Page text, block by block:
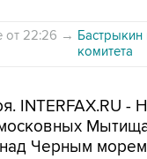
от 22:26 → Бастрыкин
комитета
INTERFAX.RU
над Черным